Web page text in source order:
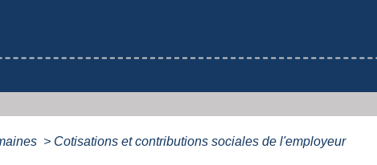
> Cotisations et contributions sociales de l'employeur